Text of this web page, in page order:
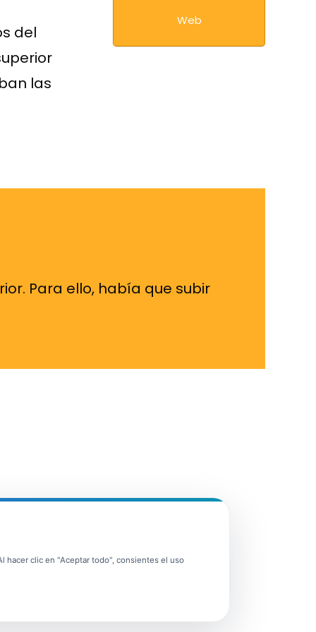
del
las
Web
Para ello, había que subir
hacer clic en "Aceptar todo", consientes el uso